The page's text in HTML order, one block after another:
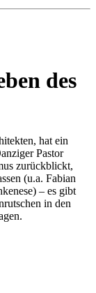
des
hat ein
Pastor
zurückblickt,
(u.a. Fabian
– es gibt
in den